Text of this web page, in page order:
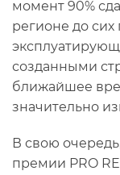
момент 90%
регионе до
созданными
ближайшее
значительно
В свою
премии PRO